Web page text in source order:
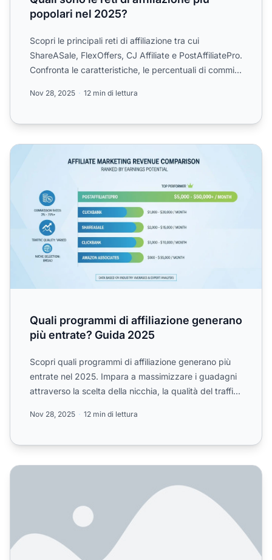
popolari nel 2025?
Scopri le principali reti di affiliazione tra cui
ShareASale, FlexOffers, CJ Affiliate e PostAffiliatePro.
Confronta le caratteristiche, le percentuali di commi...
Nov 28, 2025 12 min di lettura
Quali programmi di affiliazione generano più entrate?
Quali programmi di affiliazione generano
più entrate? Guida 2025
Scopri quali programmi di affiliazione generano più
entrate nel 2025. Impara a massimizzare i guadagni
attraverso la scelta della nicchia, la qualità del traffi...
Nov 28, 2025 12 min di lettura
Quanto è grande l'industria del marketing di affiliazione